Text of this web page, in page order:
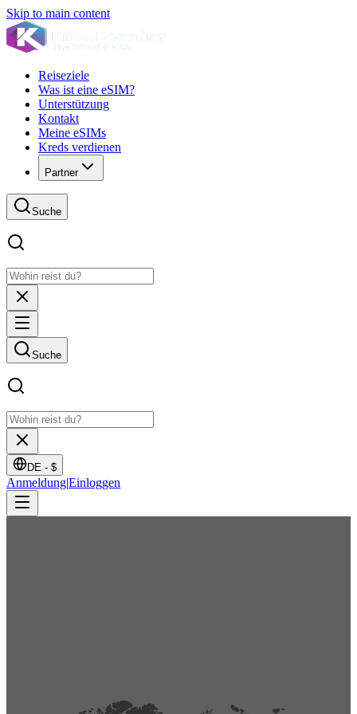
Skip to main content
Reiseziele
Was ist eine eSIM?
Unterstützung
Kontakt
Meine eSIMs
Kreds verdienen
Partner
Suche
Suche
DE - $
Anmeldung|Einloggen